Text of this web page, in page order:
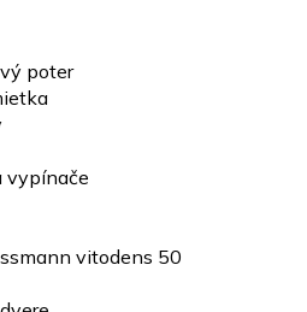
poter
vypínače
vitodens 50